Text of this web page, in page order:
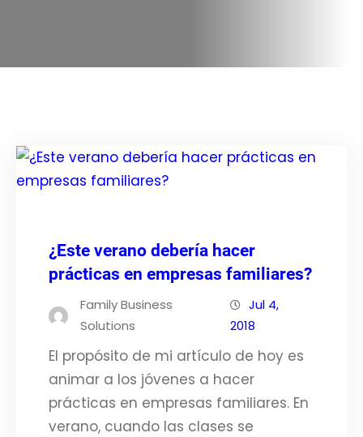
¿Este verano debería hacer
prácticas en empresas familiares?
Family Business
Solutions
Jul 4,
2018
El propósito de mi artículo de hoy es
animar a los jóvenes a hacer
prácticas en empresas familiares. En
verano, cuando las clases se